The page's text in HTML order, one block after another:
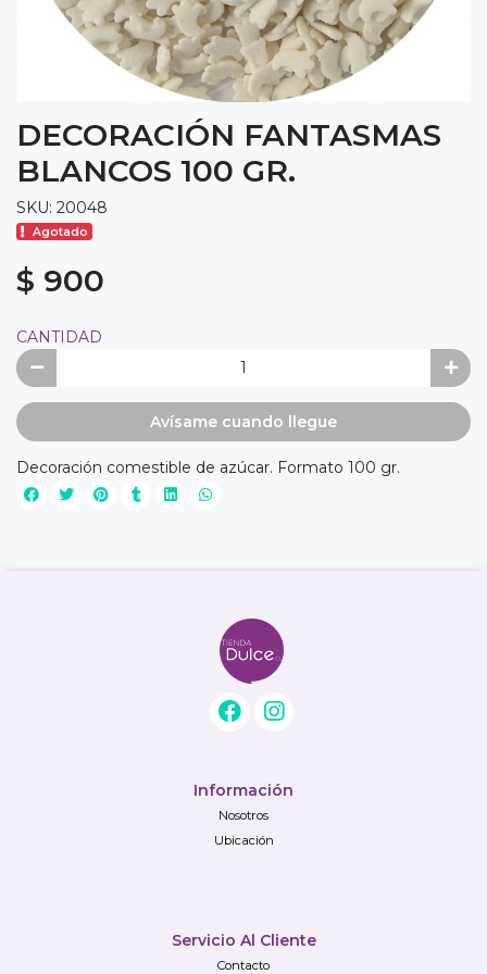
DECORACIÓN FANTASMAS
BLANCOS 100 GR.
SKU: 20048
Agotado
$ 900
CANTIDAD
Avísame cuando llegue
Decoración comestible de azúcar. Formato 100 gr.
Información
Nosotros
Ubicación
Servicio Al Cliente
Contacto